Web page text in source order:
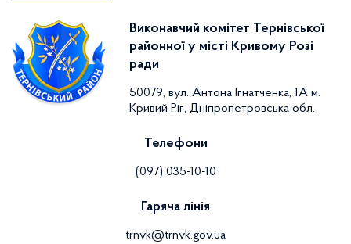
Виконавчий комітет Тернівської
районної у місті Кривому Розі
ради
50079, вул. Антона Ігнатченка, 1А м.
Кривий Ріг, Дніпропетровська обл.
Телефони
(097) 035-10-10
Гаряча лінія
trnvk@trnvk.gov.ua